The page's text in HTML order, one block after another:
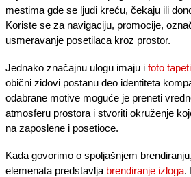
mestima gde se ljudi kreću, čekaju ili
Koriste se za navigaciju, promocije,
usmeravanje posetilaca kroz prostor.
Jednako značajnu ulogu imaju i foto tapeti
obični zidovi postanu deo identiteta
odabrane motive moguće je preneti
atmosferu prostora i stvoriti okruženje
na zaposlene i posetioce.
Kada govorimo o spoljašnjem
elemenata predstavlja brendiranje izloga.